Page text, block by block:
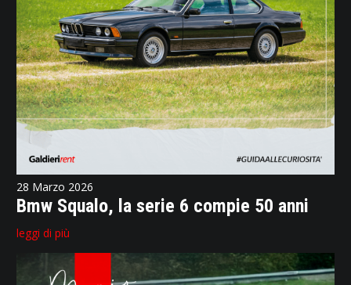
28 Marzo 2026
Bmw Squalo, la serie 6 compie 50 anni
leggi di più